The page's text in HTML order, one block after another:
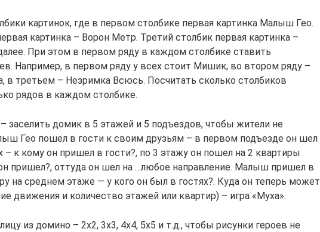
картинок, где в первом столбике первая картинка Малыш Гео.
картинка – Ворон Метр. Третий столбик первая картинка –
При этом в первом ряду в каждом столбике ставить
Например, в первом ряду у всех стоит Мишик, во втором ряду –
в третьем – Незримка Всюсь. Посчитать сколько столбиков
рядов в каждом столбике.
заселить домик в 5 этажей и 5 подъездов, чтобы жители не
Гео пошел в гости к своим друзьям – в первом подъезде он шел
– к кому он пришел в гости?, по 3 этажу он пошел на 2 квартиры
пришел?, оттуда он шел на …любое направление. Малыш пришел в
на среднем этаже — у кого он был в гостях?. Куда он теперь может
движения и количество этажей или квартир) – игра «Муха».
из домино – 2х2, 3х3, 4х4, 5х5 и т.д., чтобы рисунки героев не